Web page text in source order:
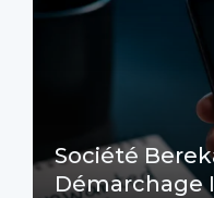
Société
Démarchage